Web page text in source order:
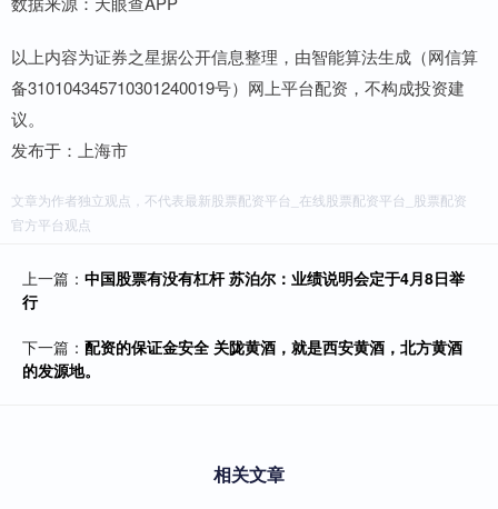
以上内容为证券之星据公开信息整理，由智能算法生成（网信算
备310104345710301240019号）网上平台配资，不构成投资建
议。
发布于：上海市
文章为作者独立观点，不代表最新股票配资平台_在线股票配资平台_股票配资
官方平台观点
上一篇： 中国股票有没有杠杆 苏泊尔：业绩说明会定于4月8日举
行
下一篇： 配资的保证金安全 关陇黄酒，就是西安黄酒，北方黄酒
的发源地。
相关文章